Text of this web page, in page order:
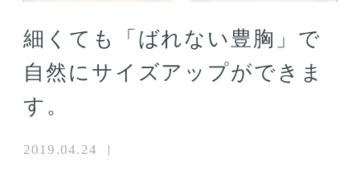
細くても「ばれない豊胸」で
自然にサイズアップができま
す。
2019.04.24